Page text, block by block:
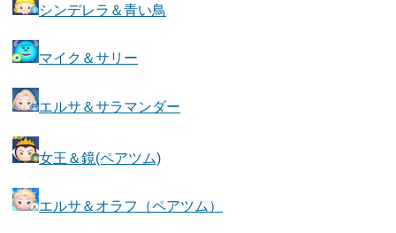
シンデレラ＆青い鳥
マイク＆サリー
エルサ＆サラマンダー
女王＆鏡(ペアツム)
エルサ＆オラフ（ペアツム）